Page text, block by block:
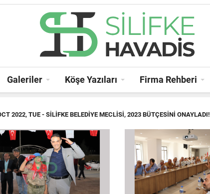
Galeriler Köşe Yazıları Firma Rehberi
2022, TUE- SILIFKE BELEDIYE MECLISI, 2023 BÜTÇESINI ONAYLADI!